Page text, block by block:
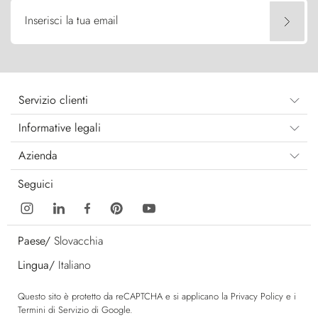
Inserisci la tua email
Servizio clienti
Informative legali
Azienda
Seguici
Paese/ Slovacchia
Lingua/ Italiano
Questo sito è protetto da reCAPTCHA e si applicano la Privacy Policy e i
Termini di Servizio di Google.